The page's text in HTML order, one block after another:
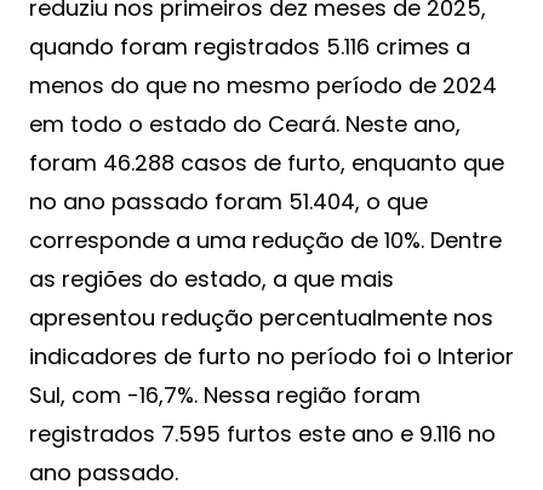
reduziu nos primeiros dez meses de 2025,
quando foram registrados 5.116 crimes a
menos do que no mesmo período de 2024
em todo o estado do Ceará. Neste ano,
foram 46.288 casos de furto, enquanto que
no ano passado foram 51.404, o que
corresponde a uma redução de 10%. Dentre
as regiões do estado, a que mais
apresentou redução percentualmente nos
indicadores de furto no período foi o Interior
Sul, com -16,7%. Nessa região foram
registrados 7.595 furtos este ano e 9.116 no
ano passado.